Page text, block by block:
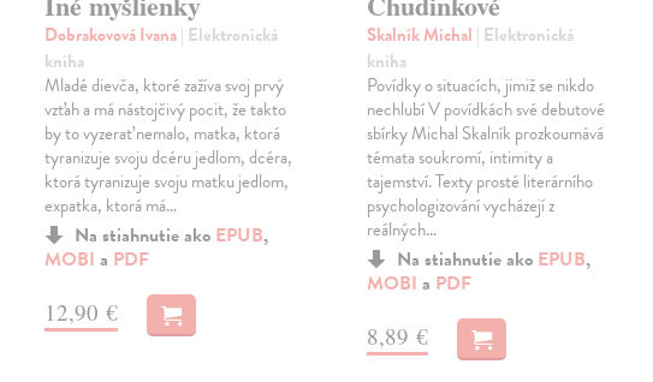
Dobrakovová Ivana| Elektronická
kniha
Mladé dievča, ktoré zažíva svoj prvý
vzťah a má nástojčivý pocit, že takto
by to vyzerať nemalo, matka, ktorá
tyranizuje svoju dcéru jedlom, dcéra,
ktorá tyranizuje svoju matku jedlom,
expatka, ktorá má…
Na stiahnutie ako EPUB,
MOBI a PDF
12,90 €
Skalník Michal | Elektronická
kniha
Povídky o situacích, jimiž se nikdo
nechlubí V povídkách své debutové
sbírky Michal Skalník prozkoumává
témata soukromí, intimity a
tajemství. Texty prosté literárního
psychologizování vycházejí z
reálných…
Na stiahnutie ako EPUB,
MOBI a PDF
8,89 €